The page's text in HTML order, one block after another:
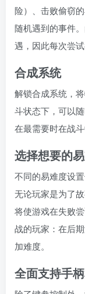
险）、击败偷窃
随机遇到的事件
遇，因此每次尝
合成系统
解锁合成系统，
斗状态下，可以
在最需要时在战斗
选择想要的
不同的易难度设
无论玩家是为了
将使游戏在失败
战的玩家：在后
加难度。
全面支持手